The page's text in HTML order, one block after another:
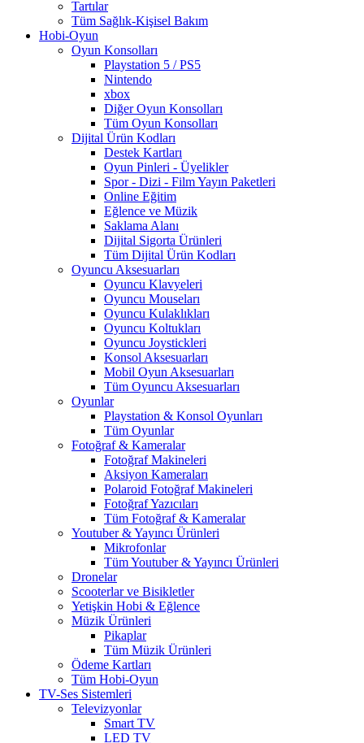
Tartılar
Tüm Sağlık-Kişisel Bakım
Hobi-Oyun
Oyun Konsolları
Playstation 5 / PS5
Nintendo
xbox
Diğer Oyun Konsolları
Tüm Oyun Konsolları
Dijital Ürün Kodları
Destek Kartları
Oyun Pinleri - Üyelikler
Spor - Dizi - Film Yayın Paketleri
Online Eğitim
Eğlence ve Müzik
Saklama Alanı
Dijital Sigorta Ürünleri
Tüm Dijital Ürün Kodları
Oyuncu Aksesuarları
Oyuncu Klavyeleri
Oyuncu Mouseları
Oyuncu Kulaklıkları
Oyuncu Koltukları
Oyuncu Joystickleri
Konsol Aksesuarları
Mobil Oyun Aksesuarları
Tüm Oyuncu Aksesuarları
Oyunlar
Playstation & Konsol Oyunları
Tüm Oyunlar
Fotoğraf & Kameralar
Fotoğraf Makineleri
Aksiyon Kameraları
Polaroid Fotoğraf Makineleri
Fotoğraf Yazıcıları
Tüm Fotoğraf & Kameralar
Youtuber & Yayıncı Ürünleri
Mikrofonlar
Tüm Youtuber & Yayıncı Ürünleri
Dronelar
Scooterlar ve Bisikletler
Yetişkin Hobi & Eğlence
Müzik Ürünleri
Pikaplar
Tüm Müzik Ürünleri
Ödeme Kartları
Tüm Hobi-Oyun
TV-Ses Sistemleri
Televizyonlar
Smart TV
LED TV